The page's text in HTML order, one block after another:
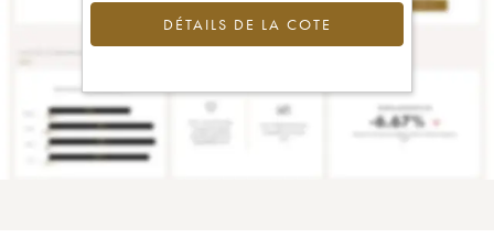
DÉTAILS DE LA COTE